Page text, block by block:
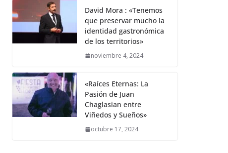
David Mora : «Tenemos
que preservar mucho la
identidad gastronómica
de los territorios»
noviembre 4, 2024
«Raíces Eternas: La
Pasión de Juan
Chaglasian entre
Viñedos y Sueños»
octubre 17, 2024